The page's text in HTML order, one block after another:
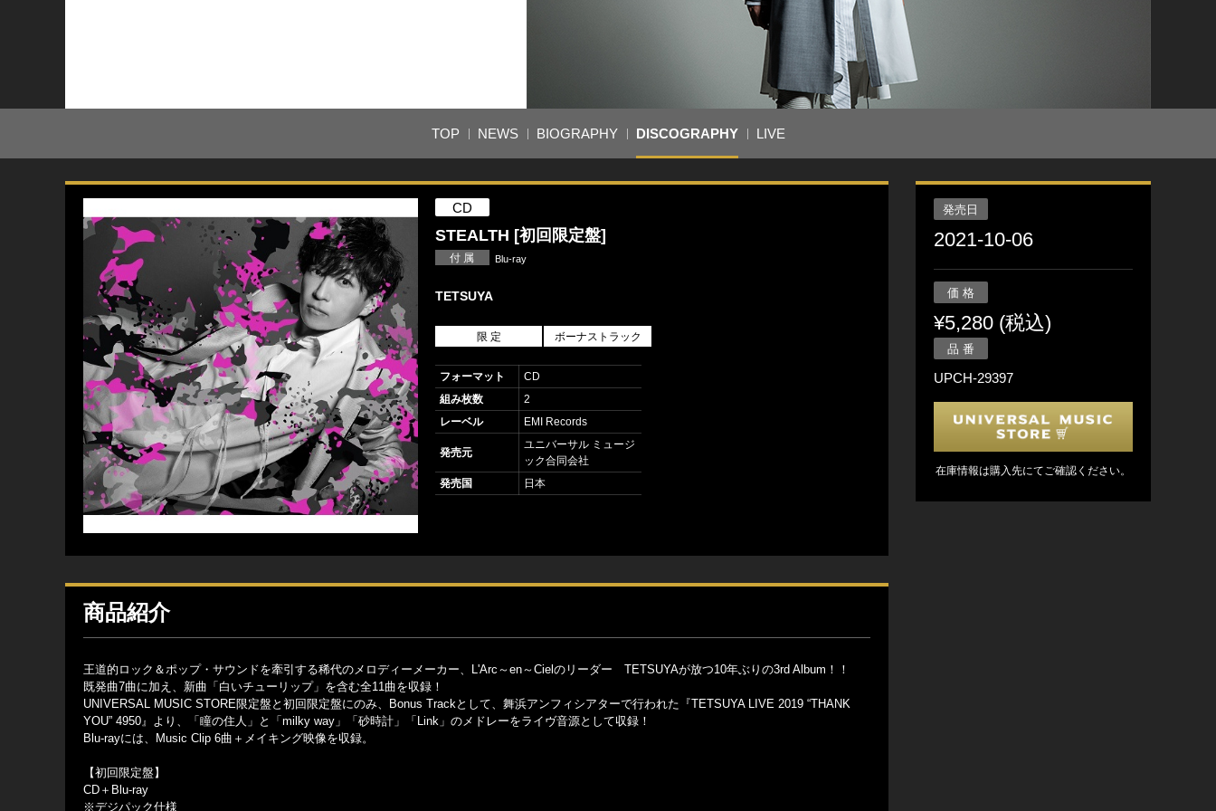
TOP NEWS BIOGRAPHY DISCOGRAPHY LIVE
CD
STEALTH [初回限定盤]
付 属 Blu-ray
TETSUYA
限 定 ボーナストラック
フォーマット
CD
組み枚数
2
レーベル
EMI Records
発売元
ユニバーサル ミュージ
ック合同会社
発売国
日本
商品紹介
王道的ロック＆ポップ・サウンドを牽引する稀代のメロディーメーカー、L'Arc～en～Cielのリーダー TETSUYAが放つ10年ぶりの3rd Album！！
既発曲7曲に加え、新曲「白いチューリップ」を含む全11曲を収録！
UNIVERSAL MUSIC STORE限定盤と初回限定盤にのみ、Bonus Trackとして、舞浜アンフィシアターで行われた『TETSUYA LIVE 2019 “THANK
YOU” 4950』より、「瞳の住人」と「milky way」「砂時計」「Link」のメドレーをライヴ音源として収録！
Blu-rayには、Music Clip 6曲＋メイキング映像を収録。
【初回限定盤】
CD＋Blu-ray
※デジパック仕様
発売日
2021-10-06
価 格
¥5,280 (税込)
品 番
UPCH-29397
在庫情報は購入先にてご確認ください。